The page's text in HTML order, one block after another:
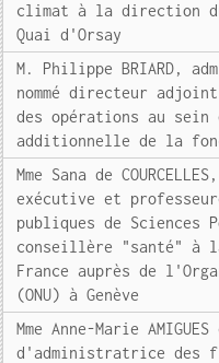
climat à la direction du
Quai d'Orsay
M. Philippe BRIARD,
nommé directeur
des opérations au
additionnelle de la
Mme Sana de
exécutive et
publiques de Sciences
conseillère "santé" à
France auprès de
(ONU) à Genève
Mme Anne-Marie
d'administratrice des